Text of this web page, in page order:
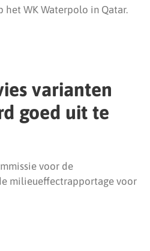
WK Waterpolo in Qatar.
varianten
goed uit te
voor de
milieueffectrapportage voor